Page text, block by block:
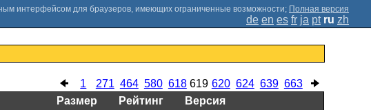
; Полная версия
de en es fr ja pt ru zh
1 271 464 580 618 619 620 624 639 663
Размер Рейтинг
Версия